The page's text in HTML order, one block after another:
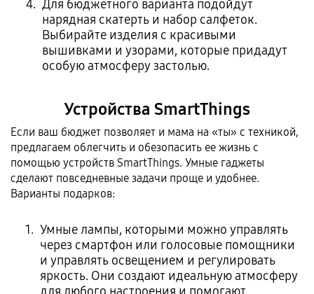
Для бюджетного варианта подойдут
нарядная скатерть и набор салфеток.
Выбирайте изделия с красивыми
вышивками и узорами, которые придадут
особую атмосферу застолью.
Устройства SmartThings
Если ваш бюджет позволяет и мама на «ты» с техникой,
предлагаем облегчить и обезопасить ее жизнь с
помощью устройств SmartThings. Умные гаджеты
сделают повседневные задачи проще и удобнее.
Варианты подарков:
Умные лампы, которыми можно управлять
через смартфон или голосовые помощники
и управлять освещением и регулировать
яркость. Они создают идеальную атмосферу